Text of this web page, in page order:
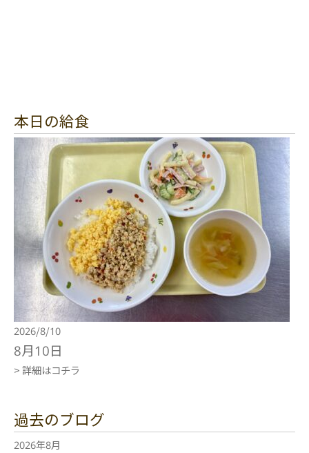
本日の給食
2026/8/10
8月10日
> 詳細はコチラ
過去のブログ
2026年8月